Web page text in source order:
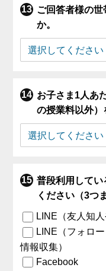
ご回答者様の
か。
お子さま1人あ
の授業料以外）
普段利用して
ください（3つ
LINE（友人知
LINE（フォロ
情報収集）
Facebook